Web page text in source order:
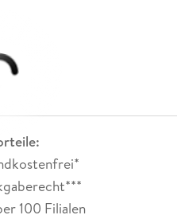
100 Filialen